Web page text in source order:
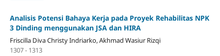
Analisis Potensi Bahaya Kerja pada Proyek Rehabilitas NPK
3 Dinding menggunakan JSA dan HIRA
Friscilla Diva Christy Indriarko, Akhmad Wasiur Rizqi
1307 - 1313